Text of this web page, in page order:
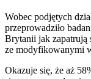
Wobec podjętych
przeprowadziło
Brytanii jak zapatrują
ze modyfikowanymi
Okazuje się, że aż